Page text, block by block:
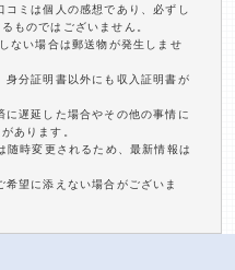
ミは個人の感想であり、必ずし
ものではございません。
ない場合は郵送物が発生しませ
分証明書以外にも収入証明書が
遅延した場合やその他の事情に
あります。
随時変更されるため、最新情報は
望に添えない場合がございま